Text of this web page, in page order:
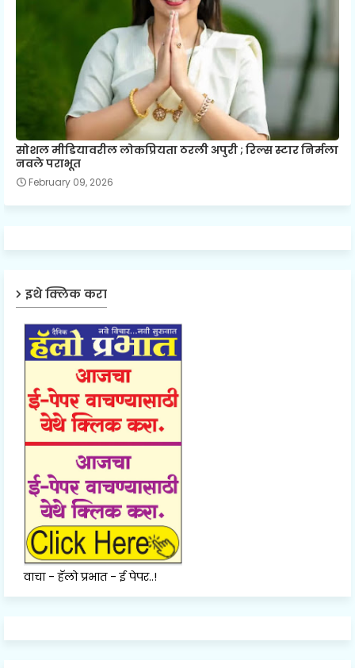
सोशल मीडियावरील लोकप्रियता ठरली अपुरी ; रिल्स स्टार निर्मला
नवले पराभूत
February 09, 2026
इथे क्लिक करा
वाचा - हॅलो प्रभात - ई पेपर..!